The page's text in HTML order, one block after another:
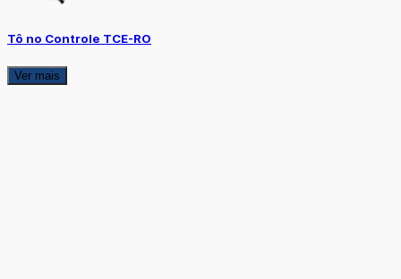
Tô no Controle TCE-RO
Ver mais